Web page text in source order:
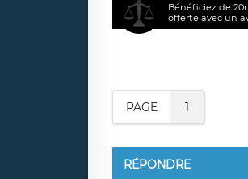
Bénéficiez de
offerte avec un
PAGE 1
RÉPONDRE